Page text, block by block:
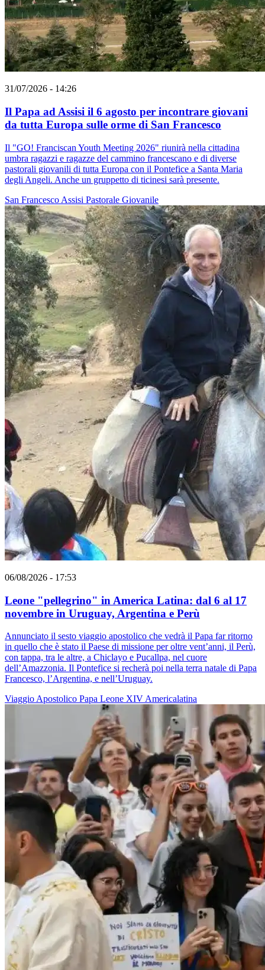
31/07/2026 - 14:26
Il Papa ad Assisi il 6 agosto per incontrare giovani
da tutta Europa sulle orme di San Francesco
Il "GO! Franciscan Youth Meeting 2026" riunirà nella cittadina
umbra ragazzi e ragazze del cammino francescano e di diverse
pastorali giovanili di tutta Europa con il Pontefice a Santa Maria
degli Angeli. Anche un gruppetto di ticinesi sarà presente.
San Francesco Assisi Pastorale Giovanile
06/08/2026 - 17:53
Leone "pellegrino" in America Latina: dal 6 al 17
novembre in Uruguay, Argentina e Perù
Annunciato il sesto viaggio apostolico che vedrà il Papa far ritorno
in quello che è stato il Paese di missione per oltre vent’anni, il Perù,
con tappa, tra le altre, a Chiclayo e Pucallpa, nel cuore
dell’Amazzonia. Il Pontefice si recherà poi nella terra natale di Papa
Francesco, l’Argentina, e nell’Uruguay.
Viaggio Apostolico Papa Leone XIV Americalatina